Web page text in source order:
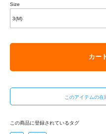
Size
カー
このアイテムの在
この商品に登録されているタグ